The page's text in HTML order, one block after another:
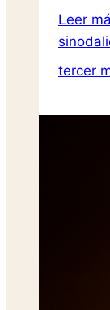
Leer
tercer